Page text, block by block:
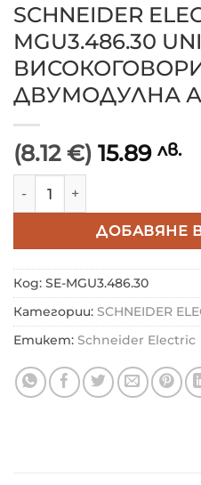
SCHNEIDER
MGU3.486.30
ДВУМОДУЛНА
(8.12 €) 15.89 лв.
ДОБАВЯНЕ
Код: SE-MGU3.486.30
Категории: SCHNEIDER
Етикет: Schneider Electric